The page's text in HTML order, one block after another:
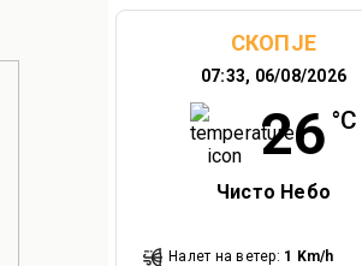
СКОПЈЕ
07:33, 06/08/2026
26 °C
Чисто Небо
Налет на ветер: 1 Km/h